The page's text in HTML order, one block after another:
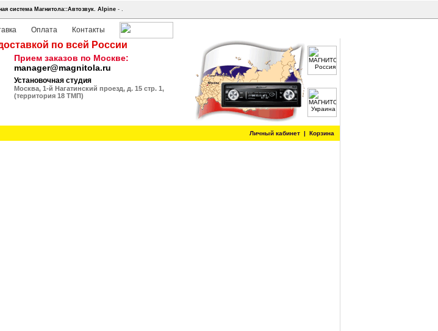
система Магнитола::Автозвук. Alpine - .
Оплата Контакты
по всей России
Прием заказов по Москве:
manager@magnitola.ru
Установочная студия
Москва, 1-й Нагатинский проезд, д. 15 стр. 1,
(территория 18 ТМП)
Личный кабинет | Корзина